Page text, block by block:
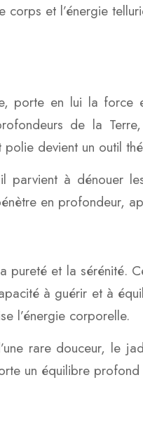
corps et l’énergie
porte en lui la force
de la
devient un outil
parvient à dénouer
en profondeur,
pureté et la sérénité.
à guérir et à
l’énergie corporelle.
rare douceur, le
un équilibre